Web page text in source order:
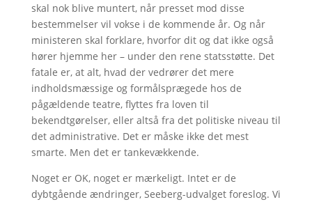
skal nok blive muntert, når presset mod disse
bestemmelser vil vokse i de kommende år. Og når
ministeren skal forklare, hvorfor dit og dat ikke også
hører hjemme her – under den rene statsstøtte. Det
fatale er, at alt, hvad der vedrører det mere
indholdsmæssige og formålsprægede hos de
pågældende teatre, flyttes fra loven til
bekendtgørelser, eller altså fra det politiske niveau til
det administrative. Det er måske ikke det mest
smarte. Men det er tankevækkende.
Noget er OK, noget er mærkeligt. Intet er de
dybtgående ændringer, Seeberg-udvalget foreslog. Vi